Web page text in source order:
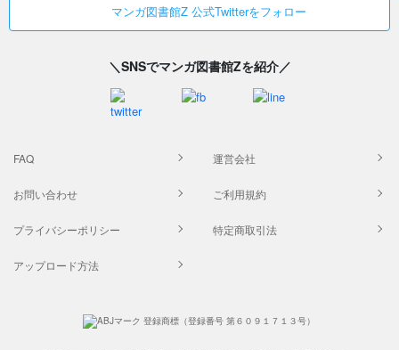
マンガ図書館Z 公式Twitterをフォロー
＼SNSでマンガ図書館Zを紹介／
FAQ 運営会社
お問い合わせ ご利用規約
プライバシーポリシー 特定商取引法
アップロード方法